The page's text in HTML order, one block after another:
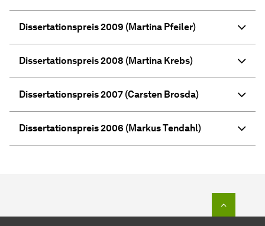
Dissertationspreis 2009 (Martina Pfeiler)
Dissertationspreis 2008 (Martina Krebs)
Dissertationspreis 2007 (Carsten Brosda)
Dissertationspreis 2006 (Markus Tendahl)